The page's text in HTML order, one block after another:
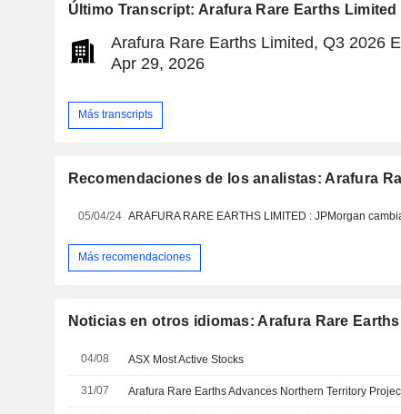
Último Transcript: Arafura Rare Earths Limited
Arafura Rare Earths Limited, Q3 2026
Apr 29, 2026
Más transcripts
Recomendaciones de los analistas: Arafura
05/04/24
Más recomendaciones
Noticias en otros idiomas: Arafura Rare
04/08 ASX Most Active Stocks
31/07